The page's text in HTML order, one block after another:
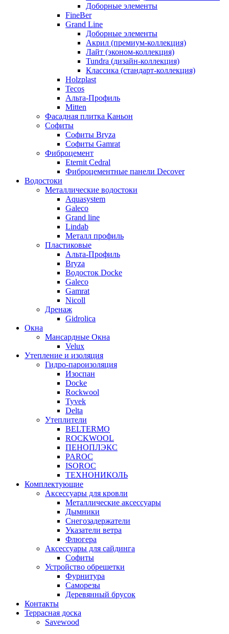
Доборные элементы
FineBer
Grand Line
Доборные элементы
Акрил (премиум-коллекция)
Лайт (эконом-коллекция)
Tundra (дизайн-коллекция)
Классика (стандарт-коллекция)
Holzplast
Tecos
Альта-Профиль
Mitten
Фасадная плитка Каньон
Софиты
Софиты Bryza
Софиты Gamrat
Фиброцемент
Eternit Cedral
Фиброцементные панели Decover
Водостоки
Металлические водостоки
Aquasystem
Galeco
Grand line
Lindab
Металл профиль
Пластиковые
Альта-Профиль
Bryza
Водосток Docke
Galeco
Gamrat
Nicoll
Дренаж
Gidrolica
Окна
Мансардные Окна
Velux
Утепление и изоляция
Гидро-пароизоляция
Изоспан
Docke
Rockwool
Tyvek
Delta
Утеплители
BELTERMO
ROCKWOOL
ПЕНОПЛЭКС
PAROC
ISOROC
ТЕХНОНИКОЛЬ
Комплектующие
Аксессуары для кровли
Металлические аксессуары
Дымники
Снегозадержатели
Указатели ветра
Флюгера
Аксессуары для сайдинга
Софиты
Устройство обрешетки
Фурнитура
Саморезы
Деревянный брусок
Контакты
Террасная доска
Savewood